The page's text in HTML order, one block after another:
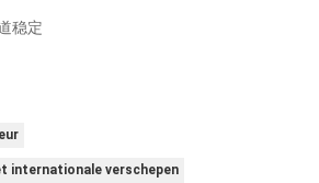
稳定
internationale verschepen